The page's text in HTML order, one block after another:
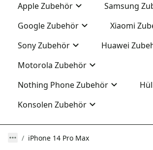
Apple Zubehör
Samsung
Google Zubehör
Xiaomi
Sony Zubehör
Huawei
Motorola Zubehör
Nothing Phone Zubehör
Konsolen Zubehör
iPhone 14 Pro Max